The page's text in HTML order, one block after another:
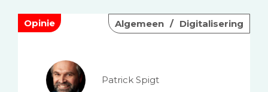
Opinie Algemeen Digitalisering
Patrick Spigt